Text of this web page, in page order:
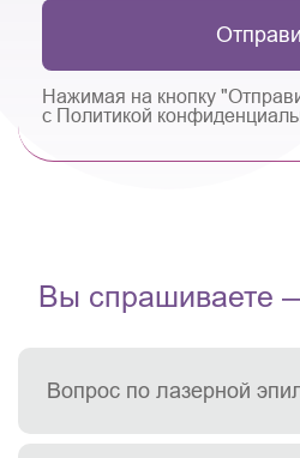
Нажимая на кнопку
с Политикой
Вы спрашиваете
Вопрос по лазерной